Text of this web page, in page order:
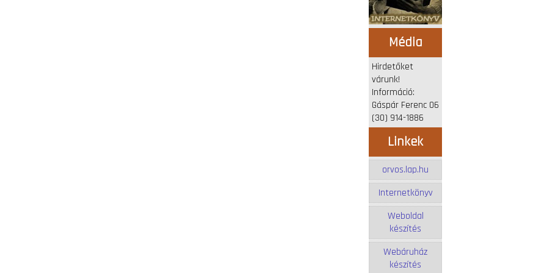
Média
Hirdetőket
várunk!
Információ:
Gáspár Ferenc 06
(30) 914-1886
Linkek
orvos.lap.hu
Internetkönyv
Weboldal
készítés
Webáruház
készítés